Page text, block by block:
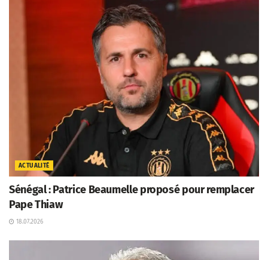
ACTUALITÉ
Sénégal : Patrice Beaumelle proposé pour remplacer
Pape Thiaw
18.07.2026